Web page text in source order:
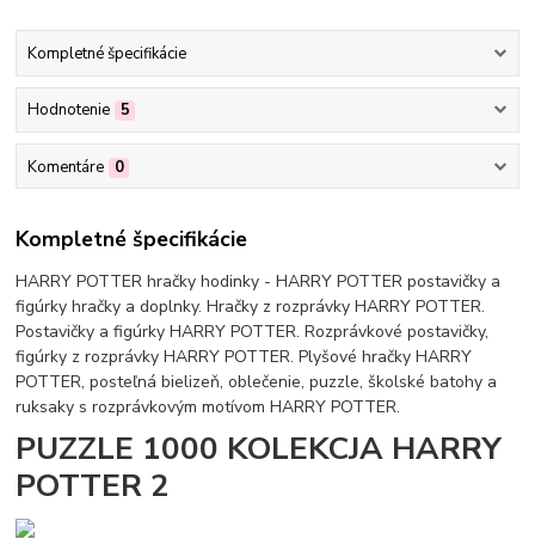
Kompletné špecifikácie
Hodnotenie 5
Komentáre 0
Kompletné špecifikácie
HARRY POTTER hračky hodinky - HARRY POTTER postavičky a
figúrky hračky a doplnky. Hračky z rozprávky HARRY POTTER.
Postavičky a figúrky HARRY POTTER. Rozprávkové postavičky,
figúrky z rozprávky HARRY POTTER. Plyšové hračky HARRY
POTTER, posteľná bielizeň, oblečenie, puzzle, školské batohy a
ruksaky s rozprávkovým motívom HARRY POTTER.
PUZZLE 1000 KOLEKCJA HARRY
POTTER 2